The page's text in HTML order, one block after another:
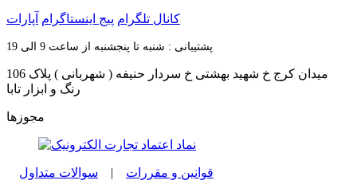
کانال تلگرام پیج اینستاگرام آپارات
پشتیبانی : شنبه تا پنجشنبه از ساعت 9 الی 19
میدان کرج خ شهید بهشتی خ سردار حنیفه ( شهربانی ) پلاک 106
رنگ و ابزار تابا
مجوزها
قوانین و مقررات | سوالات متداول